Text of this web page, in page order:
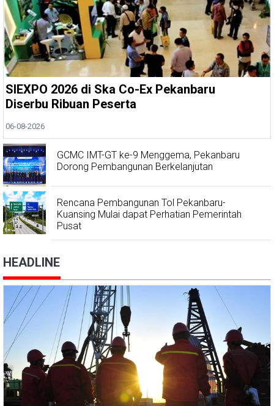
SIEXPO 2026 di Ska Co-Ex Pekanbaru
Diserbu Ribuan Peserta
06-08-2026
GCMC IMT-GT ke-9 Menggema, Pekanbaru
Dorong Pembangunan Berkelanjutan
Rencana Pembangunan Tol Pekanbaru-
Kuansing Mulai dapat Perhatian Pemerintah
Pusat
HEADLINE